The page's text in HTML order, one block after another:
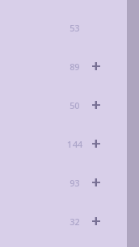
53
+
89
+
50
+
144
+
93
+
32